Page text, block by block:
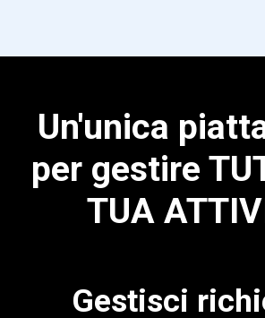
Un'unica
per gestire
TUA
Gestisci